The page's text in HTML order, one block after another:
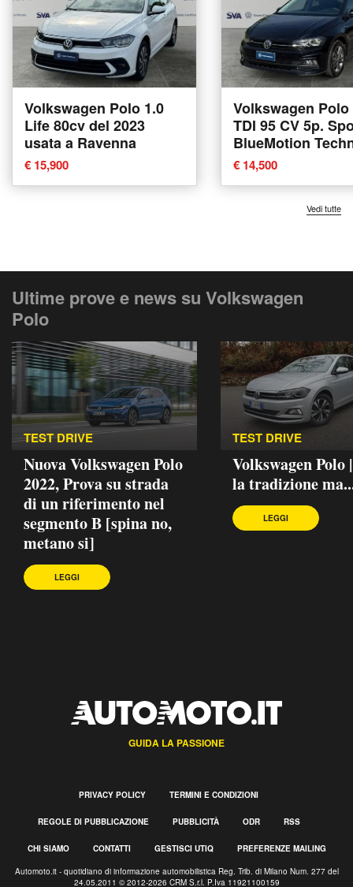
Volkswagen Polo 1.0
Life 80cv del 2023
usata a Ravenna
€ 15,900
Volkswagen Polo
TDI 95 CV 5p.
BlueMotion
del 2020 usata a
Ravenna
€ 14,500
Vedi tutte
Ultime prove e news su Volkswagen
Polo
TEST DRIVE
Nuova Volkswagen Polo
2022, Prova su strada
di un riferimento nel
segmento B [spina no,
metano si]
LEGGI
TEST DRIVE
Volkswagen Polo
la tradizione
LEGGI
GUIDA LA PASSIONE
PRIVACY POLICY TERMINI E CONDIZIONI
REGOLE DI PUBBLICAZIONE PUBBLICITÀ ODR RSS
CHI SIAMO CONTATTI GESTISCI UTIQ PREFERENZE MAILING
Automoto.it - quotidiano di informazione automobilistica Reg. Trib. di Milano Num. 277 del
24.05.2011 © 2012-2026 CRM S.r.l. P.Iva 11921100159